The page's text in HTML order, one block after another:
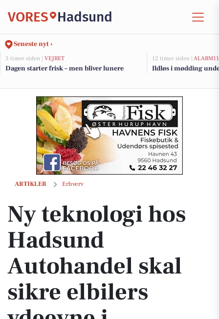
VORES Hadsund
Seneste nyt ›
3 timer siden | VEJRET
Dagen starter frisk – men bliver lunere
12 timer siden |
Ildløs i mødding
ARTIKLER Erhverv
Ny teknologi hos Hadsund Autohandel skal sikre elbilers ydeevne i
Ny teknologi hos
Hadsund
Autohandel skal
sikre elbilers